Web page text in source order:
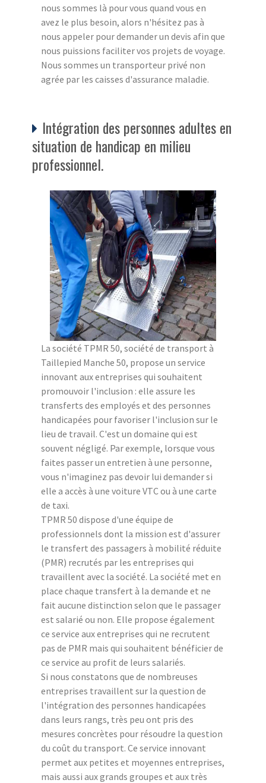
nous sommes là pour vous quand vous en
avez le plus besoin, alors n'hésitez pas à
nous appeler pour demander un devis afin que
nous puissions faciliter vos projets de voyage.
Nous sommes un transporteur privé non
agrée par les caisses d'assurance maladie.
Intégration des personnes adultes en
situation de handicap en milieu
professionnel.
La société TPMR 50, société de transport à
Taillepied Manche 50, propose un service
innovant aux entreprises qui souhaitent
promouvoir l'inclusion : elle assure les
transferts des employés et des personnes
handicapées pour favoriser l'inclusion sur le
lieu de travail. C'est un domaine qui est
souvent négligé. Par exemple, lorsque vous
faites passer un entretien à une personne,
vous n'imaginez pas devoir lui demander si
elle a accès à une voiture VTC ou à une carte
de taxi.
TPMR 50 dispose d'une équipe de
professionnels dont la mission est d'assurer
le transfert des passagers à mobilité réduite
(PMR) recrutés par les entreprises qui
travaillent avec la société. La société met en
place chaque transfert à la demande et ne
fait aucune distinction selon que le passager
est salarié ou non. Elle propose également
ce service aux entreprises qui ne recrutent
pas de PMR mais qui souhaitent bénéficier de
ce service au profit de leurs salariés.
Si nous constatons que de nombreuses
entreprises travaillent sur la question de
l'intégration des personnes handicapées
dans leurs rangs, très peu ont pris des
mesures concrètes pour résoudre la question
du coût du transport. Ce service innovant
permet aux petites et moyennes entreprises,
mais aussi aux grands groupes et aux très